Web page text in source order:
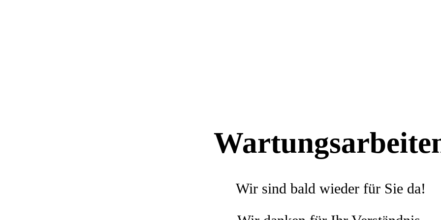
Wir sind bald wieder für Sie da!